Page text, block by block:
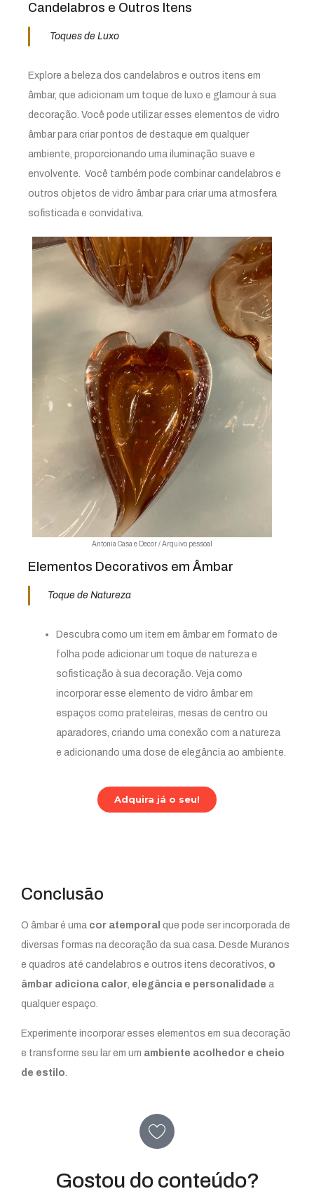
Candelabros e Outros Itens
Toques de Luxo
Explore a beleza dos candelabros e outros itens em
âmbar, que adicionam um toque de luxo e glamour à sua
decoração. Você pode utilizar esses elementos de vidro
âmbar para criar pontos de destaque em qualquer
ambiente, proporcionando uma iluminação suave e
envolvente. Você também pode combinar candelabros e
outros objetos de vidro âmbar para criar uma atmosfera
sofisticada e convidativa.
Antonia Casa e Decor / Arquivo pessoal
Elementos Decorativos em Âmbar
Toque de Natureza
Descubra como um item em âmbar em formato de
folha pode adicionar um toque de natureza e
sofisticação à sua decoração. Veja como
incorporar esse elemento de vidro âmbar em
espaços como prateleiras, mesas de centro ou
aparadores, criando uma conexão com a natureza
e adicionando uma dose de elegância ao ambiente.
Adquira já o seu!
Conclusão
O âmbar é uma cor atemporal que pode ser incorporada de
diversas formas na decoração da sua casa. Desde Muranos
e quadros até candelabros e outros itens decorativos, o
âmbar adiciona calor elegância e personalidade a
qualquer espaço.
Experimente incorporar esses elementos em sua decoração
e transforme seu lar em um ambiente acolhedor e cheio
de estilo
Gostou do conteúdo?